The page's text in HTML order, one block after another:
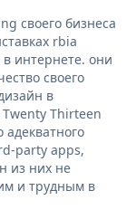
своего бизнеса
rbia
интернете. они
своего
в
Thirteen
адекватного
party apps,
из них не
и трудным в